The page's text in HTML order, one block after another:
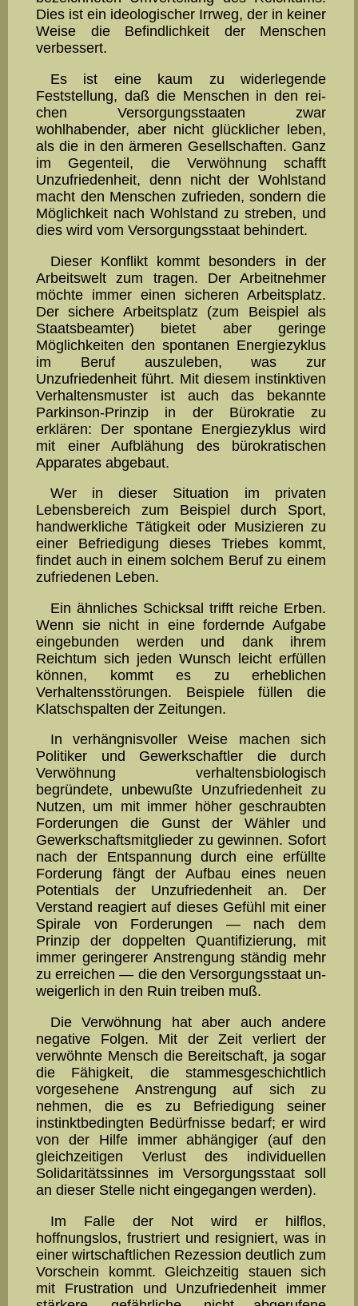
Dies ist ein ideologischer Irrweg, der in keiner
Weise die Befind­lichkeit der Menschen
verbessert.
Es ist eine kaum zu widerlegen­de
Feststellung, daß die Men­schen in den rei­
chen Versorgungs­staaten zwar
wohlhabender, aber nicht glücklicher leben,
als die in den ärmeren Gesellschaften. Ganz
im Gegenteil, die Verwöhnung schafft
Unzufriedenheit, denn nicht der Wohlstand
macht den Men­schen zu­frie­den, sondern die
Möglichkeit nach Wohlstand zu stre­ben, und
dies wird vom Versor­gungsstaat behindert.
Dieser Konflikt kommt besonders in der
Arbeitswelt zum tra­gen. Der Arbeit­nehmer
möchte immer einen sicheren Arbeitsplatz.
Der sichere Arbeitsplatz (zum Beispiel als
Staatsbeamter) bietet aber geringe
Möglichkeiten den spon­tanen Energiezyklus
im Beruf auszuleben, was zur
Unzufriedenheit führt. Mit diesem instinktiven
Verhaltensmuster ist auch das bekannte
Parkinson-Prinzip in der Bürokratie zu
erklären: Der spontane Energiezyklus wird
mit einer Auf­blähung des bürokratischen
Apparates abgebaut.
Wer in dieser Situation im privaten
Lebensbereich zum Beispiel durch Sport,
handwerkliche Tätigkeit oder Musizieren zu
einer Be­friedigung dieses Triebes kommt,
findet auch in einem solchem Beruf zu einem
zu­friedenen Leben.
Ein ähnliches Schicksal trifft reiche Erben.
Wenn sie nicht in eine fordernde Aufgabe
eingebunden werden und dank ihrem
Reichtum sich jeden Wunsch leicht erfüllen
können, kommt es zu erheblichen
Verhaltensstörungen. Bei­spie­le füllen die
Klatschspal­ten der Zeitungen.
In verhängnisvoller Weise machen sich
Politiker und Gewerk­schaftler die durch
Verwöhnung verhaltensbiologisch
begründete, unbewußte Unzufriedenheit zu
Nutzen, um mit immer höher ge­schraubten
Forderungen die Gunst der Wähler und
Gewerkschafts­mitglieder zu gewinnen. Sofort
nach der Entspannung durch eine erfüllte
Forderung fängt der Aufbau eines neuen
Potentials der Un­­zu­frie­den­heit an. Der
Verstand reagiert auf dieses Gefühl mit ei­ner
Spirale von For­de­rungen — nach dem
Prinzip der doppelten Quanti­fizierung, mit
immer ge­rin­gerer Anstrengung ständig mehr
zu er­reichen — die den Versorgungsstaat un­
wei­gerlich in den Ruin trei­ben muß.
Die Verwöhnung hat aber auch andere
negative Folgen. Mit der Zeit verliert der
verwöhnte Mensch die Bereitschaft, ja sogar
die Fähigkeit, die stam­mes­ge­schicht­lich
vorgesehene Anstrengung auf sich zu
nehmen, die es zu Be­frie­di­gung seiner
instinktbedingten Bedürfnisse bedarf; er wird
von der Hilfe immer abhängiger (auf den
gleichzeitigen Verlust des individuellen
Solidaritätssinnes im Versorgungsstaat soll
an dieser Stelle nicht eingegangen werden).
Im Falle der Not wird er hilflos,
hoffnungslos, frustriert und re­signiert, was in
einer wirtschaftlichen Rezession deutlich zum
Vor­schein kommt. Gleichzeitig stauen sich
mit Frustration und Unzu­friedenheit immer